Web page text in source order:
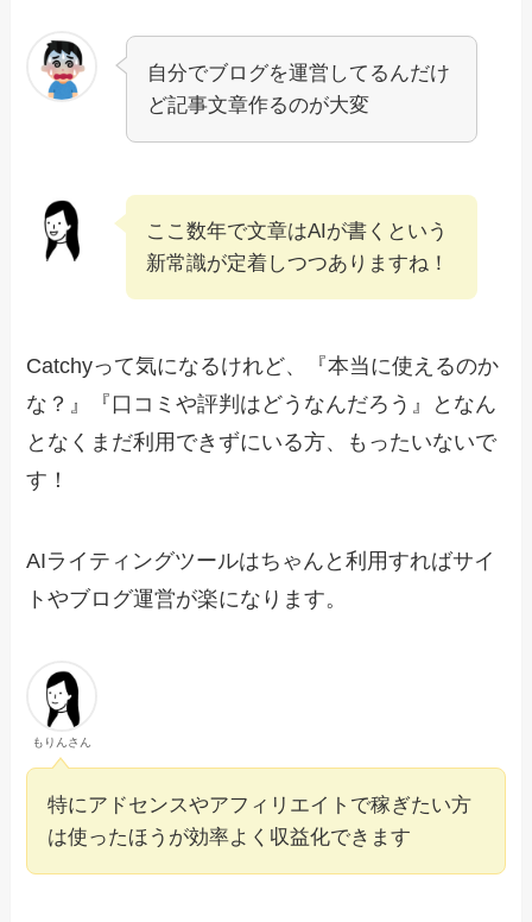
自分でブログを運営してるんだけ
ど記事文章作るのが大変
ここ数年で文章はAIが書くという
新常識が定着しつつありますね！
Catchyって気になるけれど、『本当に使えるのか
な？』『口コミや評判はどうなんだろう』となん
となくまだ利用できずにいる方、もったいないで
す！
AIライティングツールはちゃんと利用すればサイ
トやブログ運営が楽になります。
もりんさん
特にアドセンスやアフィリエイトで稼ぎたい方
は使ったほうが効率よく収益化できます